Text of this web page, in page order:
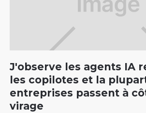
J'observe les agents IA
les copilotes et la
entreprises passent à
virage